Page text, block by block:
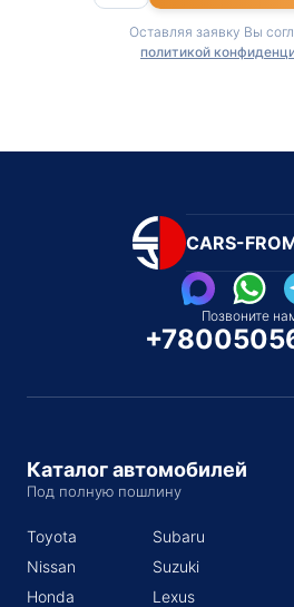
Оставляя заявку Вы
политикой
CARS-
Позвоните
Каталог автомобилей
Под полную пошлину
Toyota
Nissan
Honda
Subaru
Suzuki
Lexus